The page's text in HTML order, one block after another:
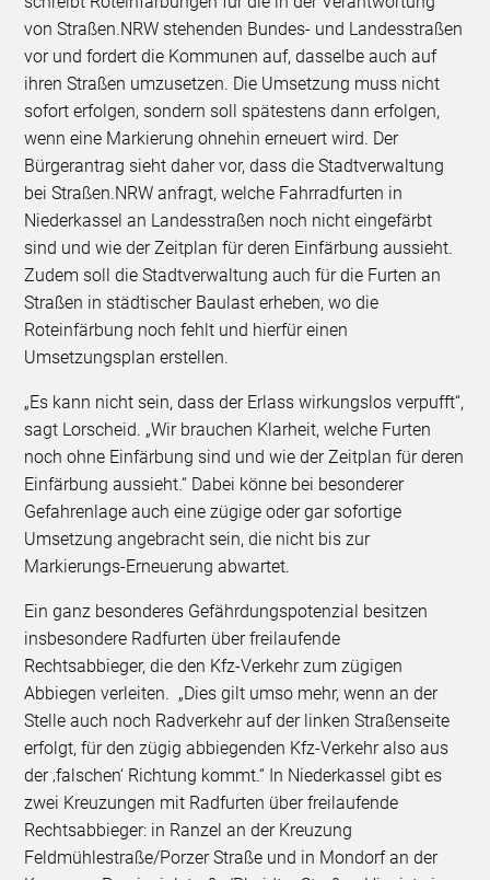
von Straßen.NRW stehenden Bundes- und Landesstraßen
vor und fordert die Kommunen auf, dasselbe auch auf
ihren Straßen umzusetzen. Die Umsetzung muss nicht
sofort erfolgen, sondern soll spätestens dann erfolgen,
wenn eine Markierung ohnehin erneuert wird. Der
Bürgerantrag sieht daher vor, dass die Stadtverwaltung
bei Straßen.NRW anfragt, welche Fahrradfurten in
Niederkassel an Landesstraßen noch nicht eingefärbt
sind und wie der Zeitplan für deren Einfärbung aussieht.
Zudem soll die Stadtverwaltung auch für die Furten an
Straßen in städtischer Baulast erheben, wo die
Roteinfärbung noch fehlt und hierfür einen
Umsetzungsplan erstellen.
„Es kann nicht sein, dass der Erlass wirkungslos verpufft“,
sagt Lorscheid. „Wir brauchen Klarheit, welche Furten
noch ohne Einfärbung sind und wie der Zeitplan für deren
Einfärbung aussieht.“ Dabei könne bei besonderer
Gefahrenlage auch eine zügige oder gar sofortige
Umsetzung angebracht sein, die nicht bis zur
Markierungs-Erneuerung abwartet.
Ein ganz besonderes Gefährdungspotenzial besitzen
insbesondere Radfurten über freilaufende
Rechtsabbieger, die den Kfz-Verkehr zum zügigen
Abbiegen verleiten. „Dies gilt umso mehr, wenn an der
Stelle auch noch Radverkehr auf der linken Straßenseite
erfolgt, für den zügig abbiegenden Kfz-Verkehr also aus
der ‚falschen‘ Richtung kommt.“ In Niederkassel gibt es
zwei Kreuzungen mit Radfurten über freilaufende
Rechtsabbieger: in Ranzel an der Kreuzung
Feldmühlestraße/Porzer Straße und in Mondorf an der